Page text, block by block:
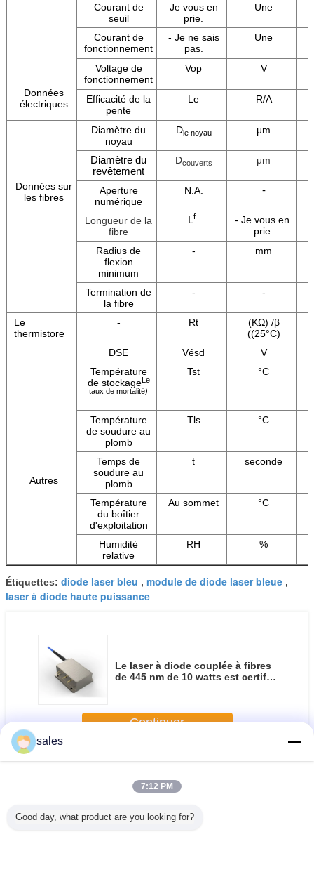
Données
électriques
Courant de
seuil
Je vous en
prie.
Une
Courant de
fonctionnement
- Je ne sais
pas.
Une
Voltage de
fonctionnement
Vop V
Efficacité de la
pente
Le R/A
Données sur
les fibres
Diamètre du
noyau
Dle noyau μm
Diamètre du
revêtement
Dcouverts μm
Aperture
numérique
N.A. -
Longueur de la
fibre
Lf
- Je vous en
prie
Radius de
flexion
minimum
- mm
Termination de
la fibre
- -
Le
thermistore
- Rt
(KΩ) /β
((25°C)
Autres
DSE Vésd
V
Température
de stockageLe
taux de mortalité)
Tst °C
Température
de soudure au
plomb
Tls °C
Temps de
soudure au
plomb
t seconde
Température
du boîtier
d'exploitation
Au sommet °C
Humidité
relative
RH %
Étiquettes: diode laser bleu , module de diode laser bleue ,
laser à diode haute puissance
Le laser à diode couplée à fibres
de 445 nm de 10 watts est certifié
Continuer
PlusLaser bleu de diode
sales
7:12 PM
Good day, what product are you looking for?